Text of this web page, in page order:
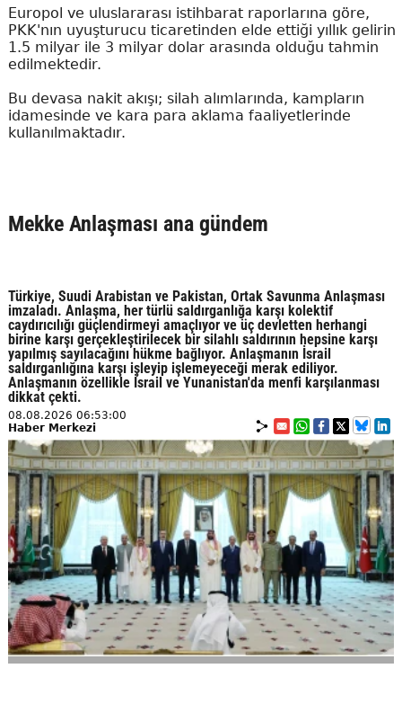
Europol ve uluslararası istihbarat raporlarına göre,
PKK'nın uyuşturucu ticaretinden elde ettiği yıllık gelirin
1.5 milyar ile 3 milyar dolar arasında olduğu tahmin
edilmektedir.
Bu devasa nakit akışı; silah alımlarında, kampların
idamesinde ve kara para aklama faaliyetlerinde
kullanılmaktadır.
Mekke Anlaşması ana gündem
Türkiye, Suudi Arabistan ve Pakistan, Ortak Savunma Anlaşması
imzaladı. Anlaşma, her türlü saldırganlığa karşı kolektif
caydırıcılığı güçlendirmeyi amaçlıyor ve üç devletten herhangi
birine karşı gerçekleştirilecek bir silahlı saldırının hepsine karşı
yapılmış sayılacağını hükme bağlıyor. Anlaşmanın İsrail
saldırganlığına karşı işleyip işlemeyeceği merak ediliyor.
Anlaşmanın özellikle İsrail ve Yunanistan'da menfi karşılanması
dikkat çekti.
08.08.2026 06:53:00
Haber Merkezi